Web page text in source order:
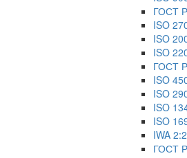
ГОСТ
ISO
ISO
ISO
ГОСТ
ISO
ISO
ISO
ISO
IWA
ГОСТ